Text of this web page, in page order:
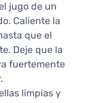
jugo de un
Caliente la
que el
Deje que la
fuertemente
limpias y